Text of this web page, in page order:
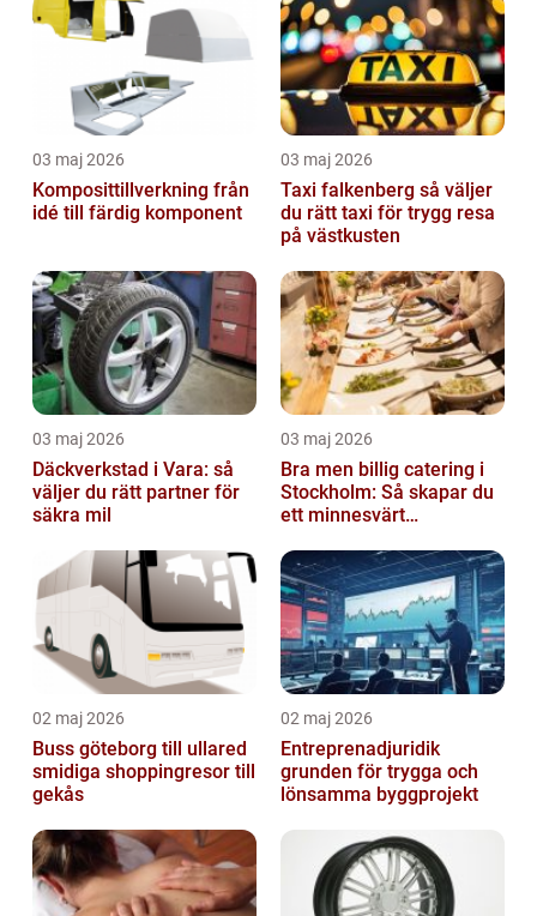
03 maj 2026
Komposittillverkning från
idé till färdig komponent
03 maj 2026
Taxi falkenberg så väljer
du rätt taxi för trygg resa
på västkusten
03 maj 2026
Däckverkstad i Vara: så
väljer du rätt partner för
säkra mil
03 maj 2026
Bra men billig catering i
Stockholm: Så skapar du
ett minnesvärt
02 maj 2026
Buss göteborg till ullared
smidiga shoppingresor till
gekås
02 maj 2026
Entreprenadjuridik
grunden för trygga och
lönsamma byggprojekt